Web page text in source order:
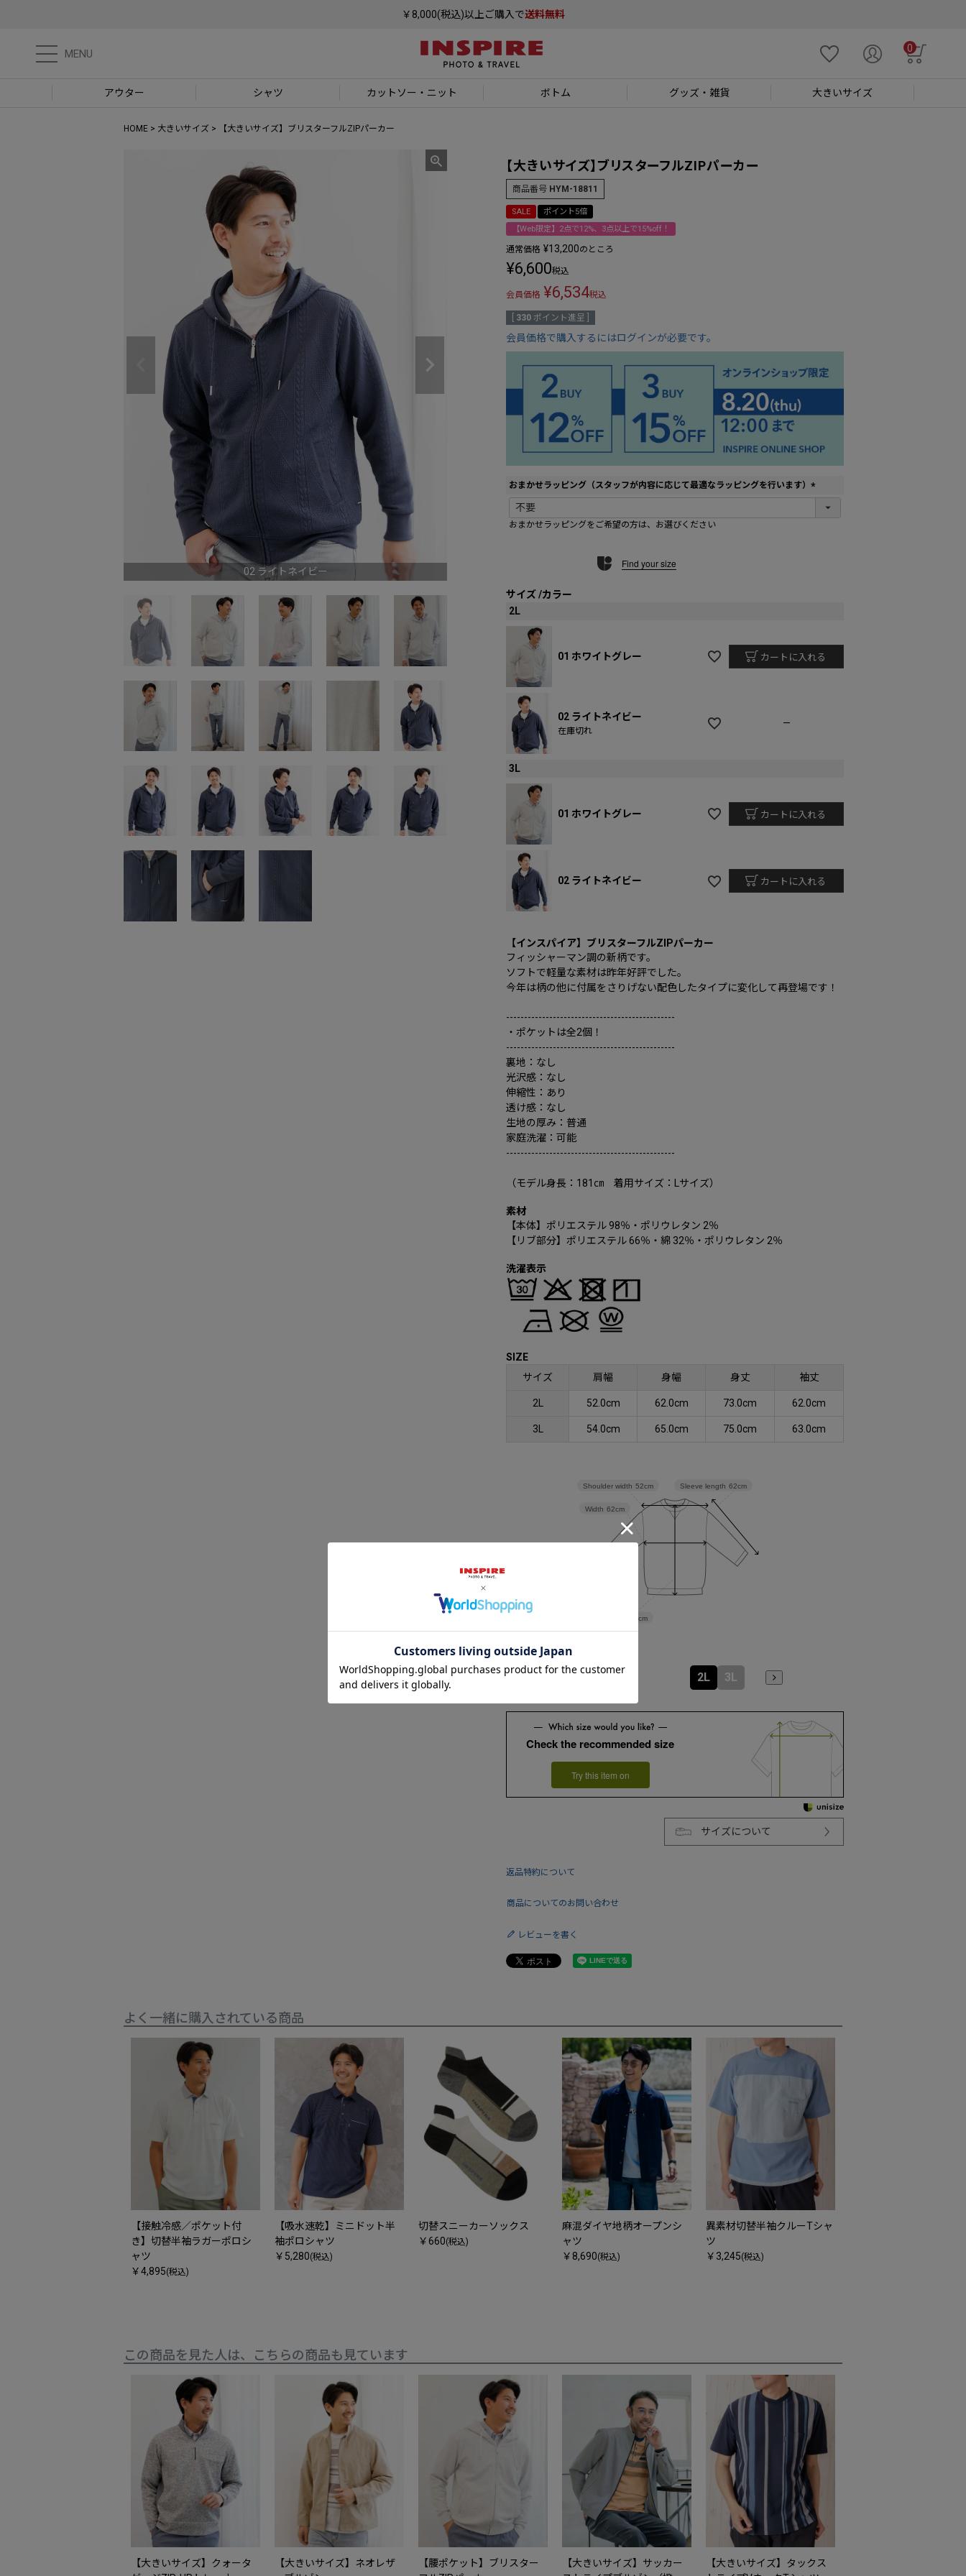
￥8,000(税込)以上ご購入で送料無料
MENU 0
アウター シャツ カットソー ・ニット ボトム グッズ ・雑貨 大きいサイズ
HOME 大きいサイズ 【大きいサイズ】ブリスターフルZIPパーカー
02 ライトネイビー 01 ホワイトグレー
【大きいサイズ】ブリスターフルZIPパーカー
商品番号 HYM-18811
SALE
ポイント5倍
【Web限定】2点で12%、3点以上で15%off！
通常価格 ¥13,200のところ
¥6,600税込
会員価格 ¥6,534税込
330 ポイント進呈 ]
会員価格で購入するにはログインが必要です。
おまかせラッピング（スタッフが内容に応じて最適なラッピングを行います）
(
おまかせラッピングをご希望の方は、お選びください
Find your size
サイズ カラー
2L
01 ホワイトグレー カートに入れる
02 ライトネイビー
在庫切れ
—
3L
01 ホワイトグレー カートに入れる
02 ライトネイビー カートに入れる
【インスパイア】ブリスターフルZIPパーカー
フィッシャーマン調の新柄です。
ソフトで軽量な素材は昨年好評でした。
今年は柄の他に付属をさりげない配色したタイプに変化して再登場です！
-----------------------------------------------
・ポケットは全2個！
-----------------------------------------------
裏地：なし
光沢感：なし
伸縮性：あり
透け感：なし
生地の厚み：普通
家庭洗濯：可能
-----------------------------------------------
（モデル身長：181㎝ 着用サイズ：Lサイズ）
素材
【本体】ポリエステル 98％・ポリウレタン 2％
【リブ部分】ポリエステル 66％・綿 32％・ポリウレタン 2％
洗濯表示
SIZE
サイズ
肩幅 身幅 身丈 袖丈
2L 52.0cm 62.0cm 73.0cm 62.0cm
3L 54.0cm 65.0cm 75.0cm 63.0cm
Sleeve length 62cm
73cm
Width 62cm
Shoulder width 52cm
2L 3L
Check the recommended size
Try this item on
サイズについて
返品特約について
商品についてのお問い合わせ
レビューを書く
よく一緒に購入されている商品
【接触冷感／ポケット付
き】切替半袖ラガーポロシ
ャツ
￥4,895(税込)
【吸水速乾】ミニドット半
袖ポロシャツ
￥5,280(税込)
切替スニーカーソックス
￥660(税込)
麻混ダイヤ地柄オープンシ
ャツ
￥8,690(税込)
異素材切替半袖クルーTシャ
ツ
￥3,245(税込)
この商品を見た人は、こちらの商品も見ています
【大きいサイズ】クォータ
【大きいサイズ】ネオレザ
【腰ポケット】ブリスター
【大きいサイズ】サッカー
【大きいサイズ】タックス